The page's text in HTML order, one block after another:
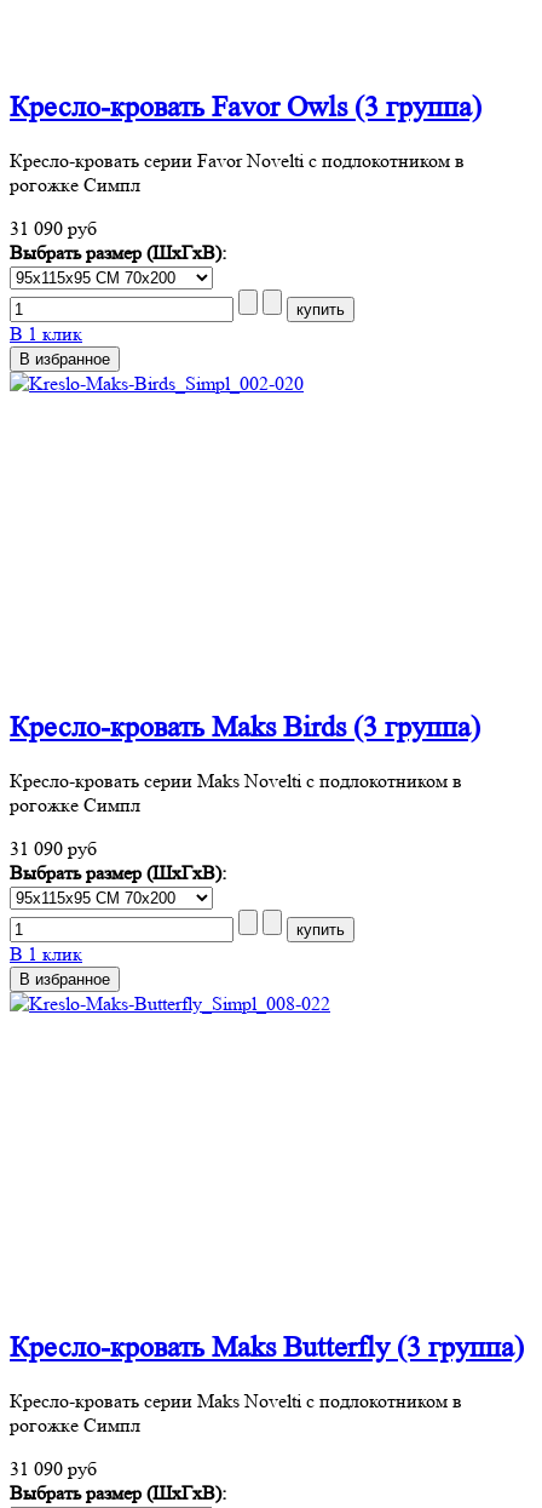
Кресло-кровать Favor Owls (3 группа)
Кресло-кровать серии Favor Novelti с подлокотником в
рогожке Симпл
31 090 руб
Выбрать размер (ШхГхВ):
В 1 клик
В избранное
Кресло-кровать Maks Birds (3 группа)
Кресло-кровать серии Maks Novelti с подлокотником в
рогожке Симпл
31 090 руб
Выбрать размер (ШхГхВ):
В 1 клик
В избранное
Кресло-кровать Maks Butterfly (3 группа)
Кресло-кровать серии Maks Novelti с подлокотником в
рогожке Симпл
31 090 руб
Выбрать размер (ШхГхВ):